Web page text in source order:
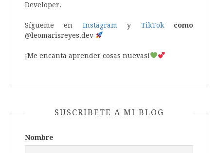
Developer.
Sígueme en Instagram y TikTokcomo
@leomarisreyes.dev
¡Me encanta aprender cosas nuevas!
SUSCRIBETE A MI BLOG
Nombre